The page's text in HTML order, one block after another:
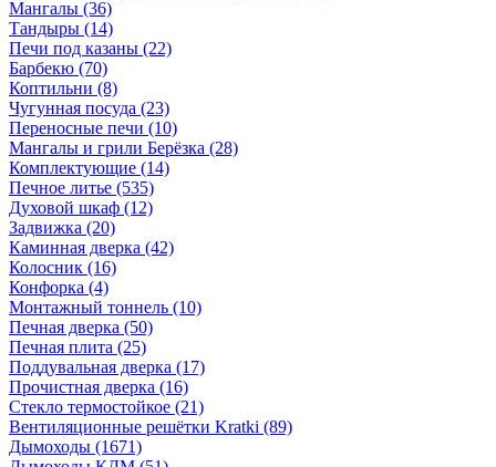
Мангалы (36)
Тандыры (14)
Печи под казаны (22)
Барбекю (70)
Коптильни (8)
Чугунная посуда (23)
Переносные печи (10)
Мангалы и грили Берёзка (28)
Комплектующие (14)
Печное литье (535)
Духовой шкаф (12)
Задвижка (20)
Каминная дверка (42)
Колосник (16)
Конфорка (4)
Монтажный тоннель (10)
Печная дверка (50)
Печная плита (25)
Поддувальная дверка (17)
Прочистная дверка (16)
Стекло термостойкое (21)
Вентиляционные решётки Kratki (89)
Дымоходы (1671)